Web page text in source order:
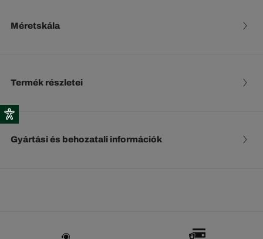
Méretskála
Termék részletei
Gyártási és behozatali információk